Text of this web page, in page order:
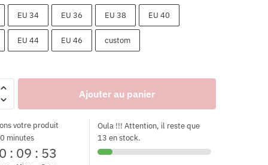
EU 34 EU 36 EU 38 EU 40
EU 44 EU 46 custom
Ajouter au panier
votre produit
minutes
: 09 : 51
Oula !!! Attention, il reste que
13 en stock.